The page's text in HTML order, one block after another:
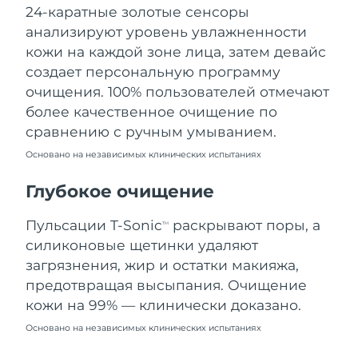
24-каратные золотые сенсоры
анализируют уровень увлажненности
кожи на каждой зоне лица, затем девайс
создает персональную программу
очищения. 100% пользователей отмечают
более качественное очищение по
сравнению с ручным умыванием.
Основано на независимых клинических испытаниях
Глубокое очищение
Пульсации T-SonicTM
раскрывают поры, а
силиконовые щетинки удаляют
загрязнения, жир и остатки макияжа,
предотвращая высыпания. Очищение
кожи на 99% — клинически доказано.
Основано на независимых клинических испытаниях
Ливан
Ожидаемая дата доставки
8/10/26
Литва
Ожидаемая дата доставки
Люксембург
Ожидаемая дата доставки
Ожидаемая дата доставки
Мальта
Ожидаемая дата доставки
8/9/26
Мексика
Ожидаемая дата доставки
8/13/26